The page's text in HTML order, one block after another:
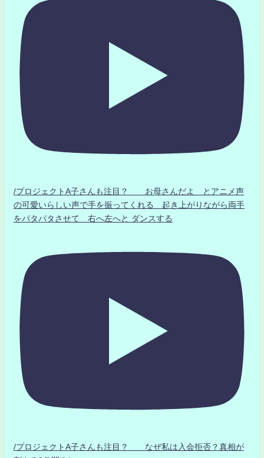
/プロジェクトA子さんも注目？ お母さんだよ とアニメ声
の可愛いらしい声で手を振ってくれる 起き上がりながら両手
をパタパタさせて 右へ左へと ダンスする
/プロジェクトA子さんも注目？ なぜ私は入会拒否？真相が